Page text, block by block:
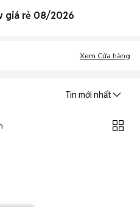
giá rẻ 08/2026
Xem Cửa hàng
Tin mới nhất